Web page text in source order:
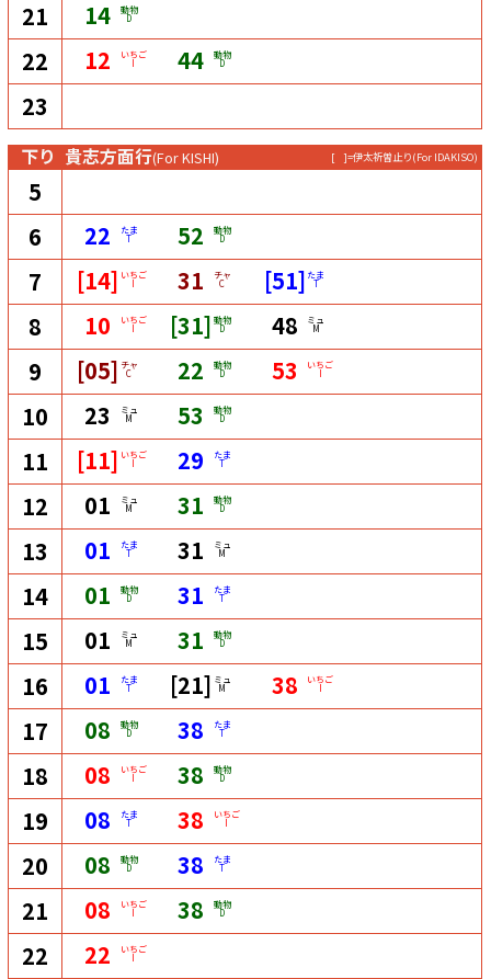
21 14 動物
D
22 12 いちご
I 44 動物
D
23
下り 貴志方面行(For KISHI) [ ]=伊太祈曽止り(For IDAKISO)
5
6
22 たま
T 52 動物
D
7 [14] いちご
I 31 チャ
C [51] たま
T
8 10 いちご
I [31] 動物
D 48 ミュ
M
9 [05] チャ
C 22 動物
D 53 いちご
I
10 23 ミュ
M 53 動物
D
11 [11] いちご
I 29 たま
T
12 01 ミュ
M 31 動物
D
13 01 たま
T 31 ミュ
M
14 01 動物
D 31 たま
T
15 01 ミュ
M 31 動物
D
16 01 たま
T [21] ミュ
M 38 いちご
I
17 08 動物
D 38 たま
T
18 08 いちご
I 38 動物
D
19 08 たま
T 38 いちご
I
20 08 動物
D 38 たま
T
21 08 いちご
I 38 動物
D
22 22 いちご
I